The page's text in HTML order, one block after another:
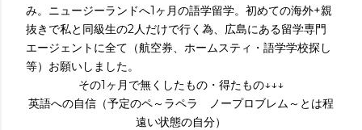
み。ニュージーランドへ1ヶ月の語学留学。初めての海外+親
抜きで私と同級生の2人だけで行く為、広島にある留学専門
エージェントに全て（航空券、ホームスティ・語学学校探し
等）お願いしました。
その1ヶ月で無くしたもの・得たもの↓↓↓
英語への自信（予定のペ～ラペラ ノープロブレム～とは程
遠い状態の自分）